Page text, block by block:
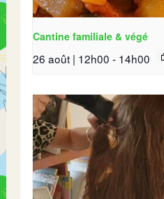
Cantine familiale & végé
26 août | 12h00 - 14h00